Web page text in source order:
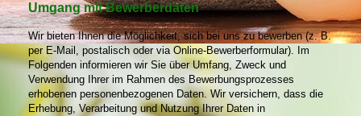
Umgang mit Bewerberdaten
Wir bieten Ihnen die Möglichkeit, sich bei uns zu bewerben (z. B.
per E-Mail, postalisch oder via Online-Bewerberformular). Im
Folgenden informieren wir Sie über Umfang, Zweck und
Verwendung Ihrer im Rahmen des Bewerbungsprozesses
erhobenen personenbezogenen Daten. Wir versichern, dass die
Erhebung, Verarbeitung und Nutzung Ihrer Daten in